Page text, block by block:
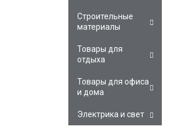
Строительные
материалы
Товары для
отдыха
Товары для офиса
и дома
Электрика и свет